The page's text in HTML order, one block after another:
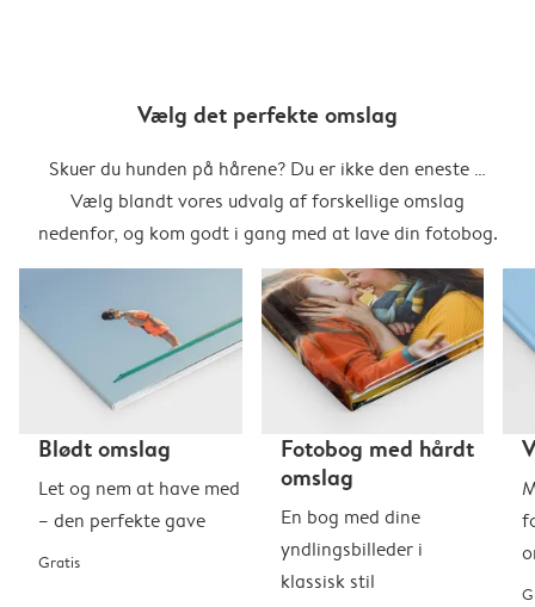
Vælg det perfekte omslag
Skuer du hunden på hårene? Du er ikke den eneste …
Vælg blandt vores udvalg af forskellige omslag
nedenfor, og kom godt i gang med at lave din fotobog.
Blødt omslag
Let og nem at have med
– den perfekte gave
Gratis
Fotobog med hårdt
omslag
En bog med dine
yndlingsbilleder i
klassisk stil